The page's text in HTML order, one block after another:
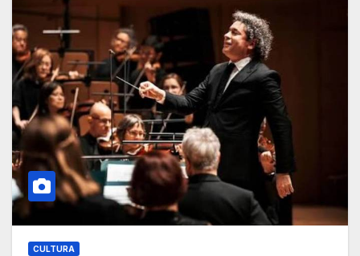
CULTURA